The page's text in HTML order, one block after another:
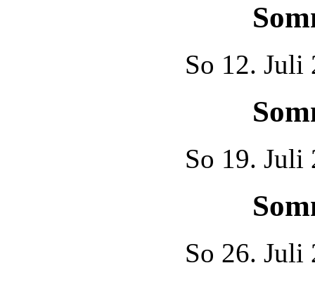
So 12. Juli
So 19. Juli
So 26. Juli